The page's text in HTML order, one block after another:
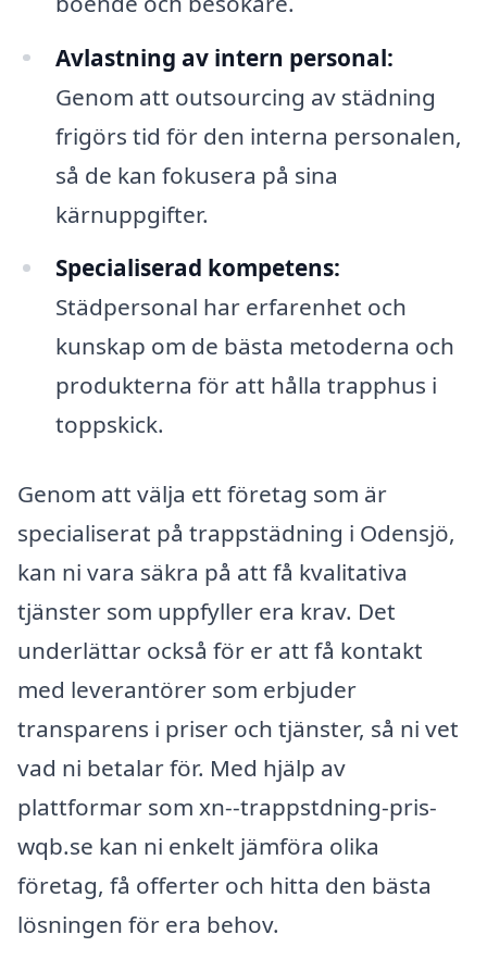
Avlastning av intern personal:
Genom att outsourcing av städning
frigörs tid för den interna personalen,
så de kan fokusera på sina
kärnuppgifter.
Specialiserad kompetens:
Städpersonal har erfarenhet och
kunskap om de bästa metoderna och
produkterna för att hålla trapphus i
toppskick.
Genom att välja ett företag som är
specialiserat på trappstädning i Odensjö,
kan ni vara säkra på att få kvalitativa
tjänster som uppfyller era krav. Det
underlättar också för er att få kontakt
med leverantörer som erbjuder
transparens i priser och tjänster, så ni vet
vad ni betalar för. Med hjälp av
plattformar som xn--trappstdning-pris-
wqb.se kan ni enkelt jämföra olika
företag, få offerter och hitta den bästa
lösningen för era behov.